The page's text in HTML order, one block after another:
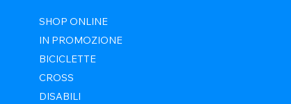
SHOP ONLINE
IN PROMOZIONE
BICICLETTE
CROSS
DISABILI